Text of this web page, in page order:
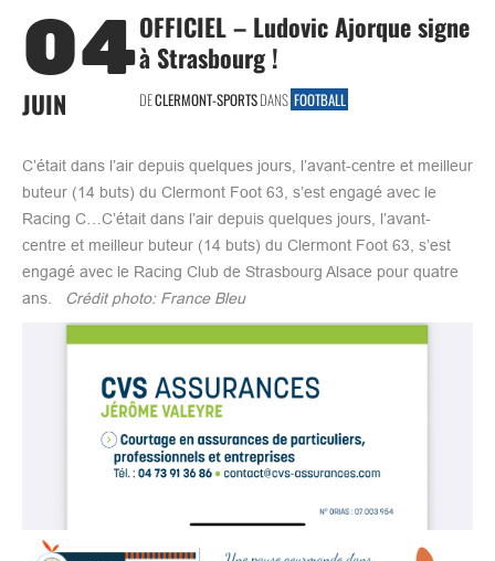
04
JUIN
OFFICIEL – Ludovic Ajorque signe
à Strasbourg !
DECLERMONT-SPORTSDANS FOOTBALL
C’était dans l’air depuis quelques jours, l’avant-centre et meilleur
buteur (14 buts) du Clermont Foot 63, s’est engagé avec le
Racing C…C’était dans l’air depuis quelques jours, l’avant-
centre et meilleur buteur (14 buts) du Clermont Foot 63, s’est
engagé avec le Racing Club de Strasbourg Alsace pour quatre
ans. Crédit photo: France Bleu